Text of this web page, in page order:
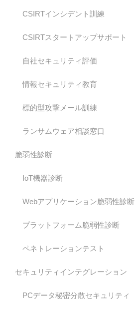
CSIRTインシデント訓練
CSIRTスタートアップサポート
自社セキュリティ評価
情報セキュリティ教育
標的型攻撃メール訓練
ランサムウェア相談窓口
脆弱性診断
IoT機器診断
Webアプリケーション脆弱性診断
プラットフォーム脆弱性診断
ペネトレーションテスト
セキュリティインテグレーション
PCデータ秘密分散セキュリティ